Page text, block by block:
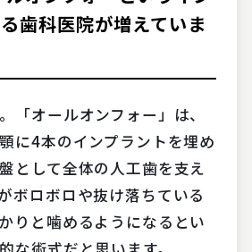
歯科医院が増えていま
「オールオンフォー」は、
に4本のインプラントを埋め
として全体の人工歯を支え
ボロボロや抜け落ちている
りと噛めるようになるとい